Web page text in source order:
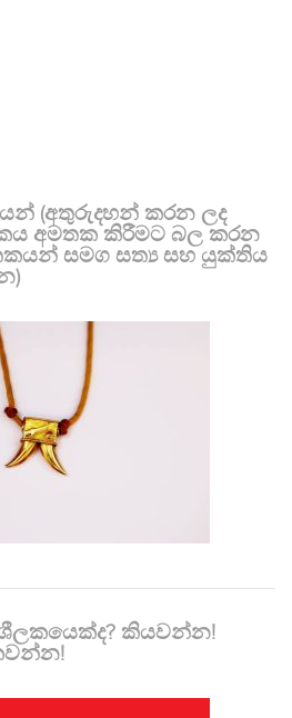
(අතුරුදහන් කරන ලද
අමතක කිරීමට බල කරන
සමග සත්‍ය සහ යුක්තිය
කියවන්න!